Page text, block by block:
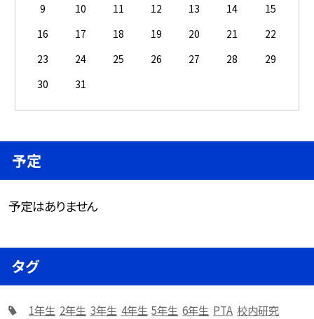
9
10 11 12 13 14
15
16
17 18 19 20 21
22
23
24 25 26 27 28
29
30
31
予定
予定はありません
タグ
1年生 2年生 3年生 4年生 5年生 6年生 PTA 校内研究